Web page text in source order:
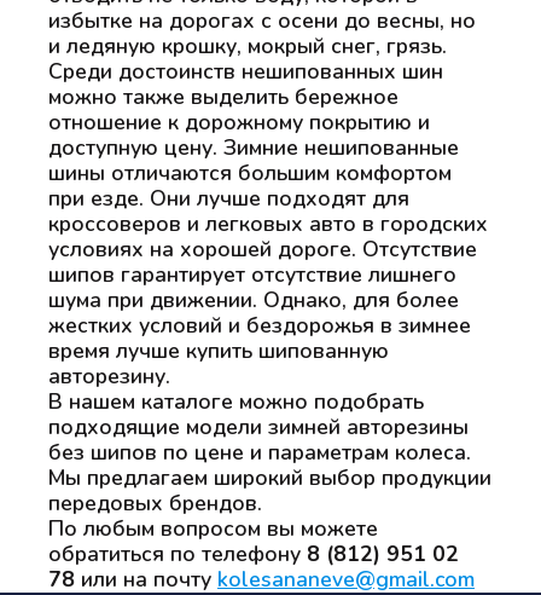
избытке на дорогах с осени до весны, но
и ледяную крошку, мокрый снег, грязь.
Среди достоинств нешипованных шин
можно также выделить бережное
отношение к дорожному покрытию и
доступную цену. Зимние нешипованные
шины отличаются большим комфортом
при езде. Они лучше подходят для
кроссоверов и легковых авто в городских
условиях на хорошей дороге. Отсутствие
шипов гарантирует отсутствие лишнего
шума при движении. Однако, для более
жестких условий и бездорожья в зимнее
время лучше купить шипованную
авторезину.
В нашем каталоге можно подобрать
подходящие модели зимней авторезины
без шипов по цене и параметрам колеса.
Мы предлагаем широкий выбор продукции
передовых брендов.
По любым вопросом вы можете
обратиться по телефону 8 (812) 951 02
78 или на почту kolesananeve@gmail.com